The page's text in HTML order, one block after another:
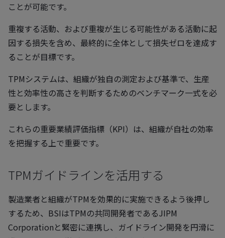
ことが可能です。
重複する活動、および重複が生じる可能性がある活動に起
因する損失を含め、最終的に全体として損失ゼロを達成す
ることが目標です。
TPMシステムは、組織が独自の測定および基準で、生産
性と効率性の高さを判断するためのベンチマーク一式を必
要とします。
これらの重要業績評価指標（KPI）は、組織が自社の効率
を把握する上で重要です。
TPMガイドラインを活用する
製造業者と組織がTPMを効果的に実施できるよう後押し
するため、BSIはTPMの共同開発者であるJIPM
Corporationと緊密に連携し、ガイドライン開発を円滑に